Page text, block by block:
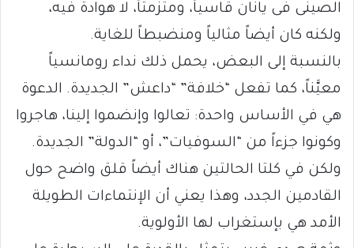
الصينى فى يانان قاسياً، ومتزمتاً، لا هوادة فيه،
ولكنه كان أيضاً مثالياً ومنضبطاً للغاية.
بالنسبة إلى البعض، يحمل ذلك نداء رومانسياً
معيَّناً، كما تفعل “خلافة” “داعش” الجديدة. الدعوة
هي في الأساس واحدة: تعالوا وإنضموا إلينا، هاجروا
وكونوا جزءاً من “السوفيات”، أو “الدولة” الجديدة.
ولكن في كلتا الحالتين هناك أيضاً قلق واضح حول
القادمين الجدد، وهذا يعني أن الإنتماءات الطويلة
الأمد هي بإستغراب لها الأولوية.